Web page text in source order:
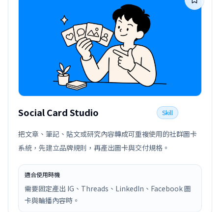
Social Card Studio Skill
把文章、筆記、貼文或研究內容轉成可重複使用的社群圖卡
系統，先建立品牌規則，再產出圖卡與交付規格。
適合使用時機
需要固定產出 IG、Threads、LinkedIn、Facebook 圖
卡與輪播內容時。